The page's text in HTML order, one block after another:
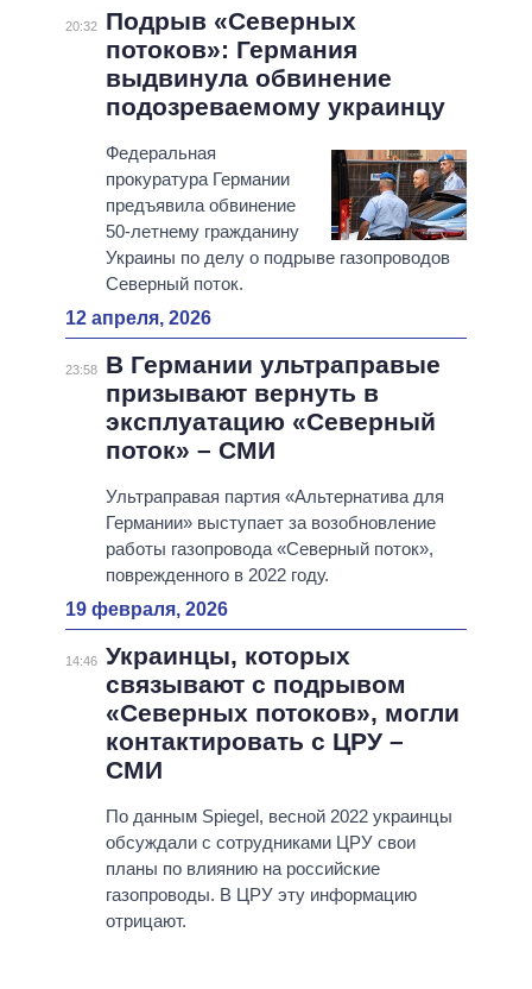
20:32
Подрыв «Северных
потоков»: Германия
выдвинула обвинение
подозреваемому украинцу
Федеральная
прокуратура Германии
предъявила обвинение
50-летнему гражданину
Украины по делу о подрыве газопроводов
Северный поток.
12 апреля, 2026
23:58
В Германии ультраправые
призывают вернуть в
эксплуатацию «Северный
поток» – СМИ
Ультраправая партия «Альтернатива для
Германии» выступает за возобновление
работы газопровода «Северный поток»,
поврежденного в 2022 году.
19 февраля, 2026
14:46 Украинцы, которых
связывают с подрывом
«Северных потоков», могли
контактировать с ЦРУ –
СМИ
По данным Spiegel, весной 2022 украинцы
обсуждали с сотрудниками ЦРУ свои
планы по влиянию на российские
газопроводы. В ЦРУ эту информацию
отрицают.